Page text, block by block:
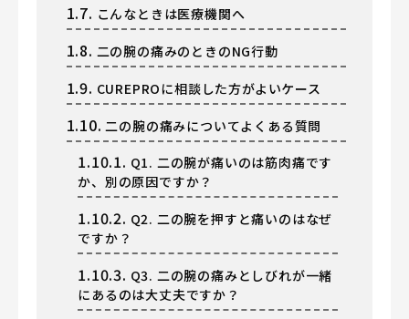
1.7. こんなときは医療機関へ
1.8. 二の腕の痛みのときのNG行動
1.9. CUREPROに相談した方がよいケース
1.10. 二の腕の痛みについてよくある質問
1.10.1. Q1. 二の腕が痛いのは筋肉痛です
か、別の原因ですか？
1.10.2. Q2. 二の腕を押すと痛いのはなぜ
ですか？
1.10.3. Q3. 二の腕の痛みとしびれが一緒
にあるのは大丈夫ですか？